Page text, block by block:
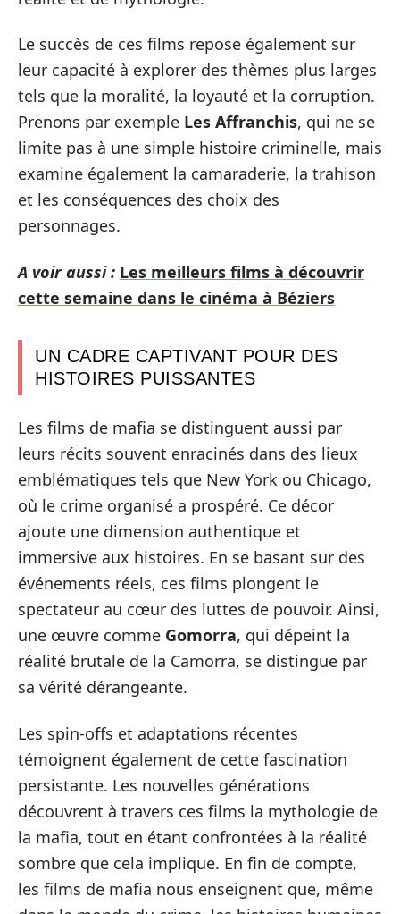
Le succès de ces films repose également sur
leur capacité à explorer des thèmes plus larges
tels que la moralité, la loyauté et la corruption.
Prenons par exemple Les Affranchis, qui ne se
limite pas à une simple histoire criminelle, mais
examine également la camaraderie, la trahison
et les conséquences des choix des
personnages.
A voir aussi : Les meilleurs films à découvrir
cette semaine dans le cinéma à Béziers
UN CADRE CAPTIVANT POUR DES
HISTOIRES PUISSANTES
Les films de mafia se distinguent aussi par
leurs récits souvent enracinés dans des lieux
emblématiques tels que New York ou Chicago,
où le crime organisé a prospéré. Ce décor
ajoute une dimension authentique et
immersive aux histoires. En se basant sur des
événements réels, ces films plongent le
spectateur au cœur des luttes de pouvoir. Ainsi,
une œuvre comme Gomorra, qui dépeint la
réalité brutale de la Camorra, se distingue par
sa vérité dérangeante.
Les spin-offs et adaptations récentes
témoignent également de cette fascination
persistante. Les nouvelles générations
découvrent à travers ces films la mythologie de
la mafia, tout en étant confrontées à la réalité
sombre que cela implique. En fin de compte,
les films de mafia nous enseignent que, même